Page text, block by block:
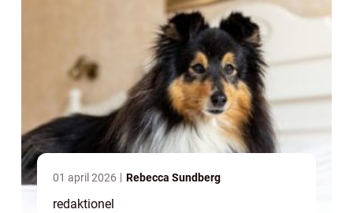
01 april 2026 Rebecca Sundberg
redaktionel